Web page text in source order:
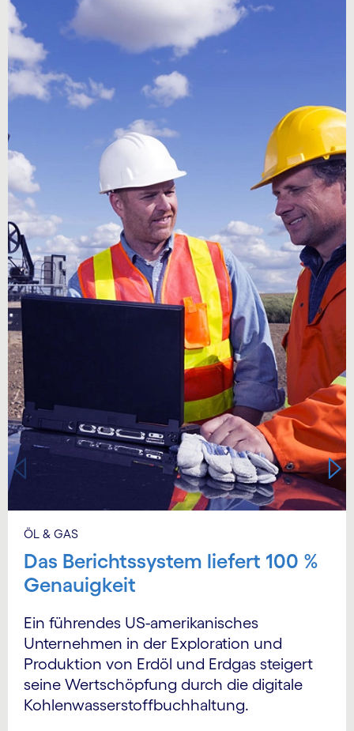
ÖL & GAS
Das Berichtssystem liefert 100 %
Genauigkeit
Ein führendes US-amerikanisches
Unternehmen in der Exploration und
Produktion von Erdöl und Erdgas steigert
seine Wertschöpfung durch die digitale
Kohlen­wasserstoff­buchhaltung.